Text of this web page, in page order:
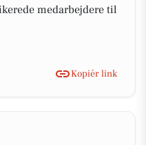
medarbejdere til
Kopiér link